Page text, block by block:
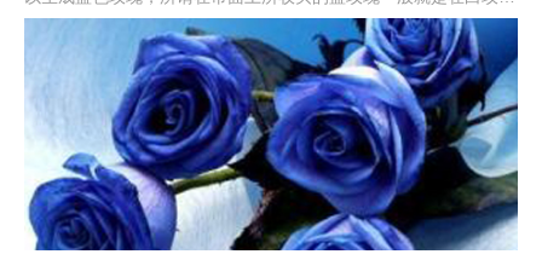
成长初期，还未长成成熟花朵品种的时候，人工加上不易掉色的蓝
色染色剂染制而成。